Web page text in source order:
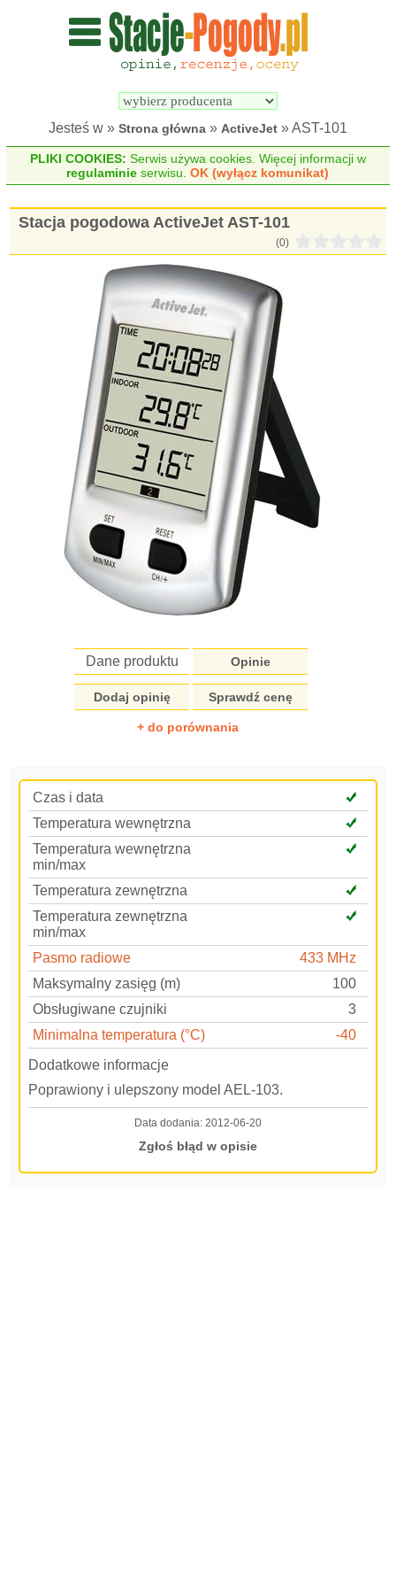
Wyszukiwarka
pogodowych
Jesteś w » Strona główna » ActiveJet » AST-101
PLIKI COOKIES: Serwis używa cookies. Więcej informacji w
regulaminie serwisu.OK (wyłącz komunikat)
Stacja pogodowa ActiveJet AST-101
(0)
Dane produktu Opinie
Dodaj opinię Sprawdź cenę
+ do porównania
Czas i data
Temperatura wewnętrzna
Temperatura wewnętrzna
min/max
Temperatura zewnętrzna
Temperatura zewnętrzna
min/max
Pasmo radiowe
433 MHz
Maksymalny zasięg (m)
100
Obsługiwane czujniki
3
Minimalna temperatura (°C)
-40
Dodatkowe informacje
Poprawiony i ulepszony model AEL-103.
Data dodania: 2012-06-20
Zgłoś błąd w opisie